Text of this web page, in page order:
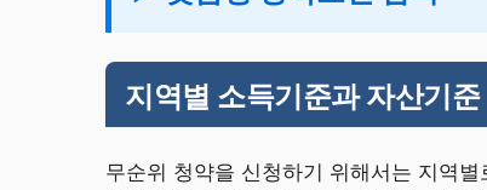
지역별 소득기준과 자산기준
무순위 청약을 신청하기 위해서는 지역